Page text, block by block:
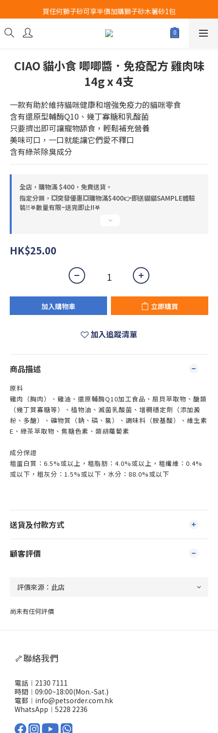
Airbuggy 全線現貨8折！立即點擊火速搶購
買任何獅子砂可享半價加購獅子砂木薯砂1包
Airbuggy 全線現貨8折！立即點擊火速搶購
CIAO 貓小食 唧唧醬．免疫配方 雞肉味
14g x 4支
一款有助於維持貓咪健康和增強免疫力的貓咪零食
含有還原型輔酶Q10、幾丁寡糖和乳酸菌
只要擠出即可讓寵物舔食，輕鬆補充營養
美味可口，一口就能讓它們愛不釋口
含有綠茶除臭成分
全店，購物滿 $400，免費送貨。
指定分類，💥突發優惠💥購物滿$400👉即送貓貓SAMPLE體驗
裝‼️𖤐數量有限~送完即止!!𖤐
HK$25.00
加入購物車 立即購買
加入追蹤清單
商品描述
原料
雞肉（胸肉）、雞油、還原輔酶Q10加工食品、扇貝萃取物、醣類
（幾丁質寡糖等）、植物油、滅菌乳酸菌、增稠穩定劑（添加澱
粉、多醣）、礦物質（鈉、磷、氯）、調味料（胺基酸）、維生素
E、綠茶萃取物、焦糖色素、類胡蘿蔔素
成分保證
粗蛋白質：6.5%或以上，粗脂肪：4.0%或以上，粗纖維：0.4%
或以下，粗灰分：1.5%或以下，水分：88.0%或以下
送貨及付款方式
顧客評價
尚未有任何評價
🦴聯絡我們
電話︱2130 7111
時間︱09:00~18:00(Mon.-Sat.)
電郵︱info@petsorder.com.hk
WhatsApp︱ 5228 2236